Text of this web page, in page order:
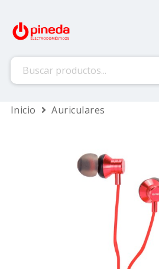
Inicio
 Auriculares